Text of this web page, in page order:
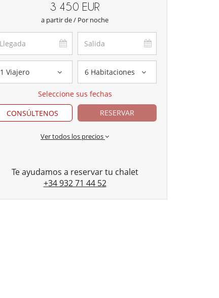
3 450 EUR
a partir de / Por noche
1 Viajero 6 Habitaciones
Seleccione sus fechas
CONSÚLTENOS
RESERVAR
Ver todos los precios
Te ayudamos a reservar tu chalet
+34 932 71 44 52